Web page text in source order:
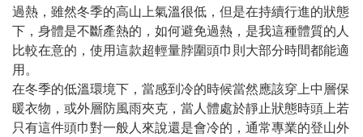
過熱，雖然冬季的高山上氣溫很低，但是在持續行進的狀態
下，身體是不斷產熱的，如何避免過熱，是我這種體質的人
比較在意的，使用這款超輕量脖圍頭巾則大部分時間都能適
用。
在冬季的低溫環境下，當感到冷的時候當然應該穿上中層保
暖衣物，或外層防風雨夾克，當人體處於靜止狀態時頭上若
只有這件頭巾對一般人來說還是會冷的，通常專業的登山外